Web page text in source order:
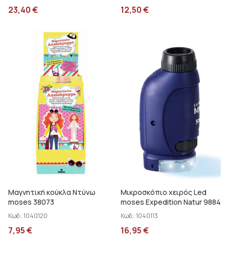
23,40€ 12,50€
Μαγνητική κούκλα Ντύνω
moses 38073
Κωδ.:1040120
7,95€
Μικροσκόπιο χειρός Led
moses Expedition Natur 9884
Κωδ.:1040113
16,95€